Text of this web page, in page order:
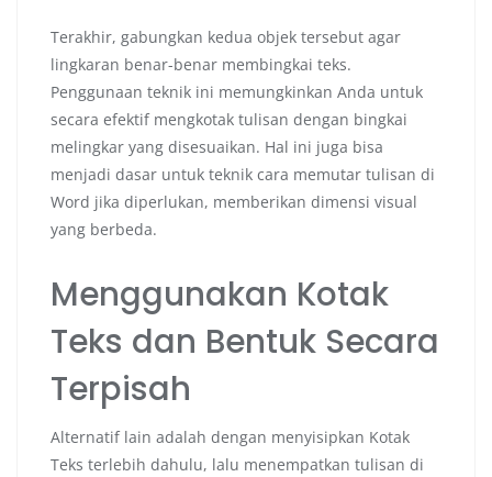
Terakhir, gabungkan kedua objek tersebut agar
lingkaran benar-benar membingkai teks.
Penggunaan teknik ini memungkinkan Anda untuk
secara efektif mengkotak tulisan dengan bingkai
melingkar yang disesuaikan. Hal ini juga bisa
menjadi dasar untuk teknik cara memutar tulisan di
Word jika diperlukan, memberikan dimensi visual
yang berbeda.
Menggunakan Kotak
Teks dan Bentuk Secara
Terpisah
Alternatif lain adalah dengan menyisipkan Kotak
Teks terlebih dahulu, lalu menempatkan tulisan di